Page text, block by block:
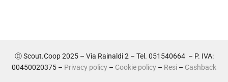
Ⓒ Scout.Coop 2025 – Via Rainaldi 2 – Tel. 051540664 – P. IVA:
00450020375 – Privacy policy – Cookie policy – Resi – Cashback